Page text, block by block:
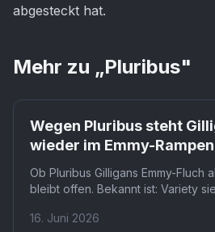
abgesteckt hat.
Mehr zu „Pluribus"
Wegen Pluribus steht
wieder im Emmy-
Ob Pluribus Gilligans Emmy-Fluch
bleibt offen. Bekannt ist: Variety
Arbeit an der neuen Serie. Was
16. Juni 2026